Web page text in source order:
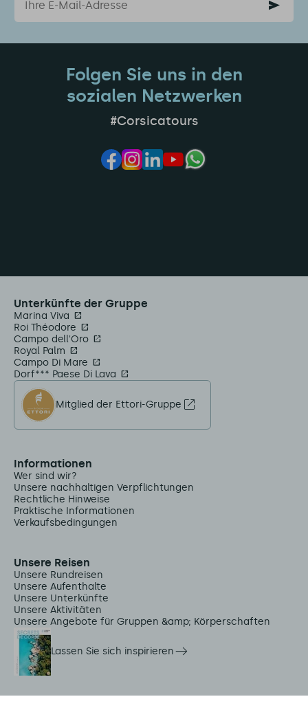
Folgen Sie uns in den
sozialen Netzwerken
#Corsicatours
Unterkünfte der Gruppe
Marina Viva
Roi Théodore
Campo dell'Oro
Royal Palm
Campo Di Mare
Dorf*** Paese Di Lava
Mitglied der Ettori-Gruppe
Informationen
Wer sind wir?
Unsere nachhaltigen Verpflichtungen
Rechtliche Hinweise
Praktische Informationen
Verkaufsbedingungen
Unsere Reisen
Unsere Rundreisen
Unsere Aufenthalte
Unsere Unterkünfte
Unsere Aktivitäten
Unsere Angebote für Gruppen &amp; Körperschaften
Lassen Sie sich inspirieren